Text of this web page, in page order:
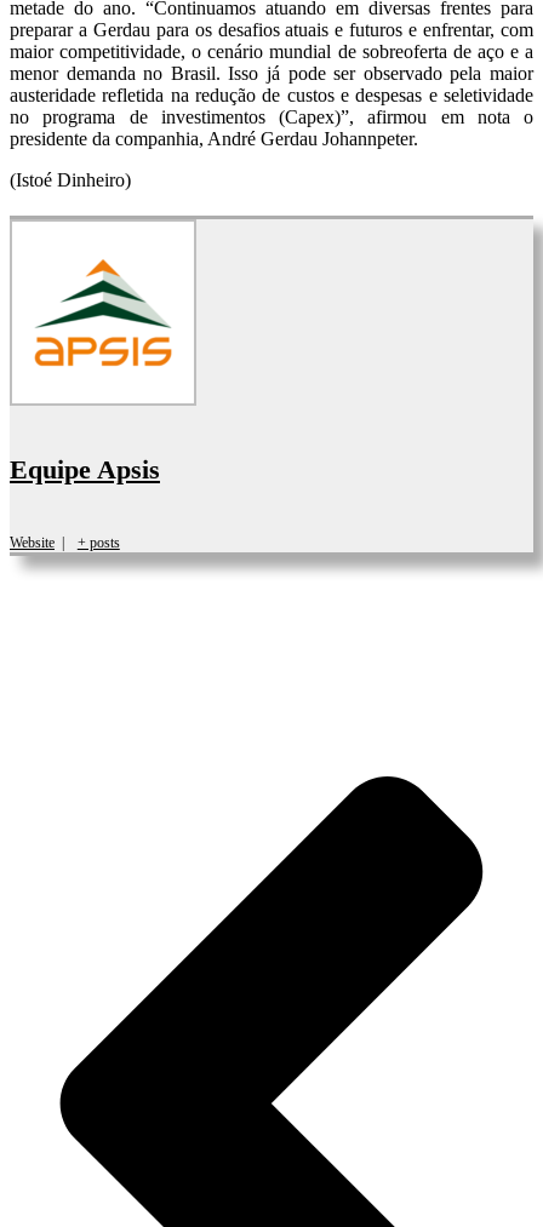
metade do ano. “Continuamos atuando em diversas frentes para
preparar a Gerdau para os desafios atuais e futuros e enfrentar, com
maior competitividade, o cenário mundial de sobreoferta de aço e a
menor demanda no Brasil. Isso já pode ser observado pela maior
austeridade refletida na redução de custos e despesas e seletividade
no programa de investimentos (Capex)”, afirmou em nota o
presidente da companhia, André Gerdau Johannpeter.
(Istoé Dinheiro)
Equipe Apsis
Website + posts